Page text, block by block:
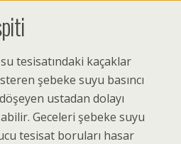
su tesisatındaki kaçaklar
şebeke suyu basıncı
ustadan dolayı
Geceleri şebeke suyu
tesisat boruları hasar